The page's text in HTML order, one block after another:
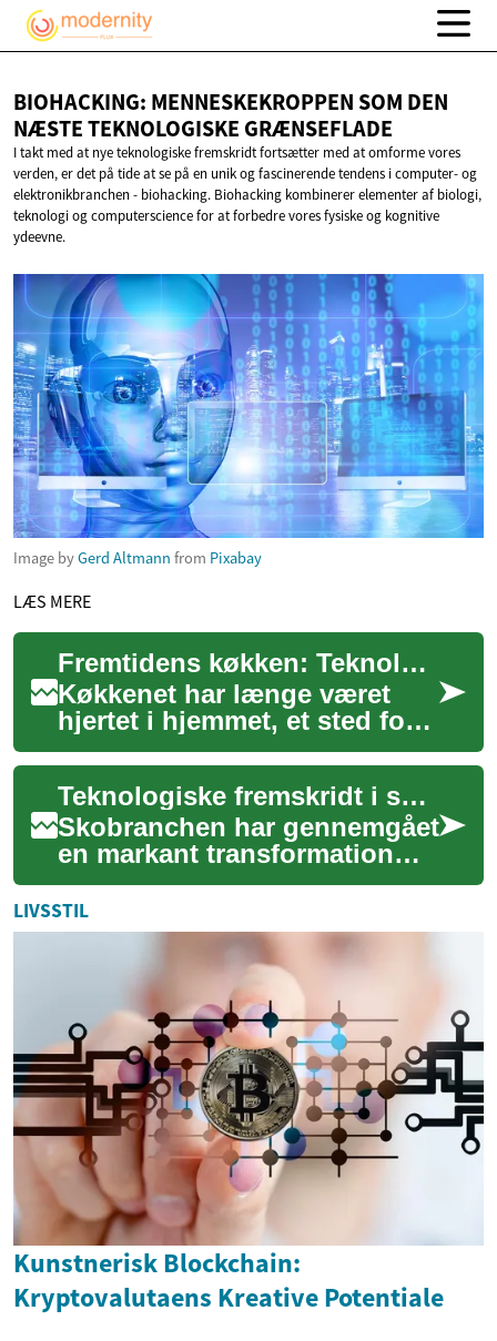
BIOHACKING: MENNESKEKROPPEN SOM DEN
NÆSTETEKNOLOGISKE GRÆNSEFLADE
I takt med at nye teknologiske fremskridt fortsætter med at omforme vores
verden, er det på tide at se på en unik og fascinerende tendens i computer- og
elektronikbranchen - biohacking. Biohacking kombinerer elementer af biologi,
teknologi og computerscience for at forbedre vores fysiske og kognitive
ydeevne.
Image byGerd Altmann from Pixabay
LÆS MERE
Fremtidens køkken: Teknologiske tendenser
Køkkenet har længe været
hjertet i hjemmet, et sted for
madlavning, samvær og
dagligdags aktiviteter. Som
teknologi f...
Teknologiske fremskridt i skofremstilling
Skobranchen har gennemgået
en markant transformation
takket være banebrydende
teknologiske fremskridt. Fra
designfase...
LIVSSTIL
Kunstnerisk Blockchain:
Kryptovalutaens Kreative Potentiale